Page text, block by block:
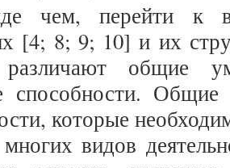
чем, перейти к
[4; 8; 9; 10] и их
различают общие
способности.
которые
видов